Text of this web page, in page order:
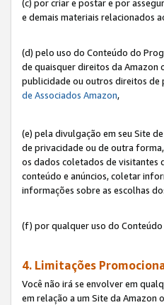
(c) por criar e postar e por
e demais materiais relacionados
(d) pelo uso do Conteúdo do
de quaisquer direitos da Amazon
publicidade ou outros direitos
de Associados Amazon,
(e) pela divulgação em seu Site
de privacidade ou de outra
os dados coletados de visitantes
conteúdo e anúncios, coletar
informações sobre as escolhas
(f) por qualquer uso do
4. Limitações
Você não irá se envolver em
em relação a um Site da Amazon